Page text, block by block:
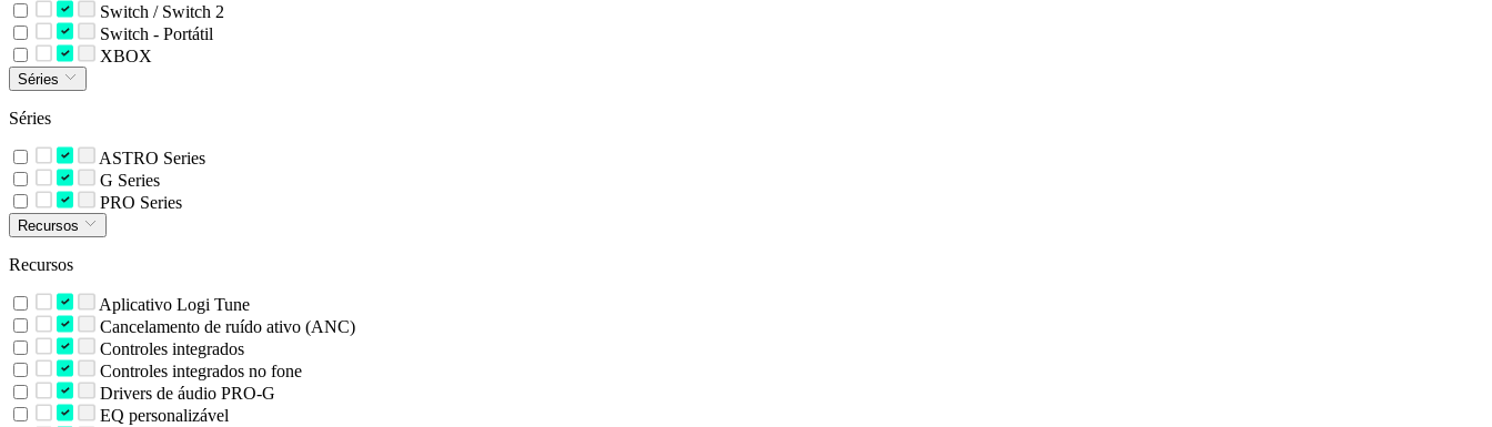
Switch / Switch 2
Switch - Portátil
XBOX
Séries
Séries
ASTRO Series
G Series
PRO Series
Recursos
Recursos
Aplicativo Logi Tune
Cancelamento de ruído ativo (ANC)
Controles integrados
Controles integrados no fone
Drivers de áudio PRO-G
EQ personalizável